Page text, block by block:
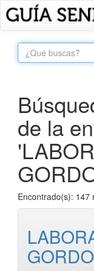
de la
Encontrado(s): 147